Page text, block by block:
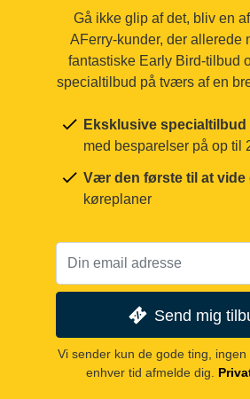
Gå ikke glip af det, bliv en
AFerry-kunder, der allerede
fantastiske Early Bird-tilbud
specialtilbud på tværs af en
Eksklusive specialtilbud
med besparelser på op til
Vær den første til at vide
køreplaner
Send mig
Vi sender kun de gode ting,
enhver tid afmelde dig.